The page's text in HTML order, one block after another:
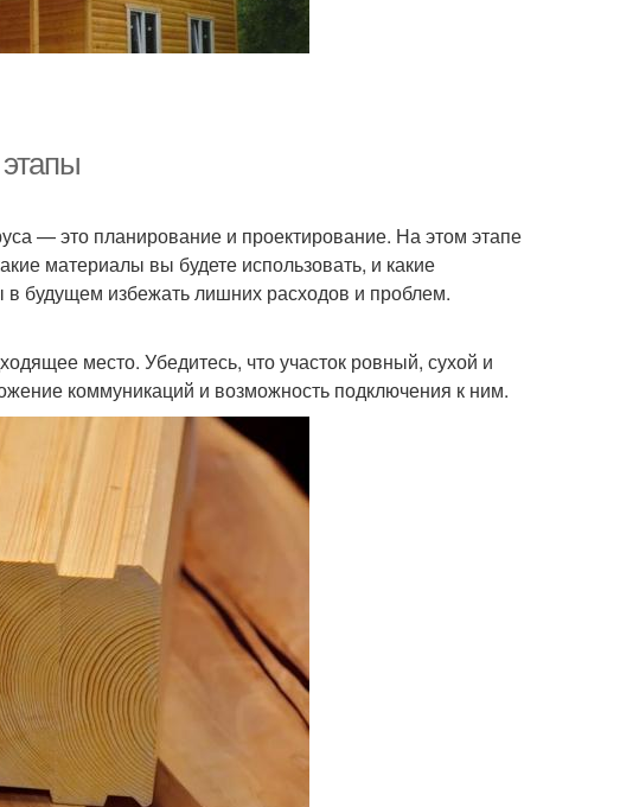
— это планирование и проектирование. На этом этапе
материалы вы будете использовать, и какие
будущем избежать лишних расходов и проблем.
место. Убедитесь, что участок ровный, сухой и
коммуникаций и возможность подключения к ним.